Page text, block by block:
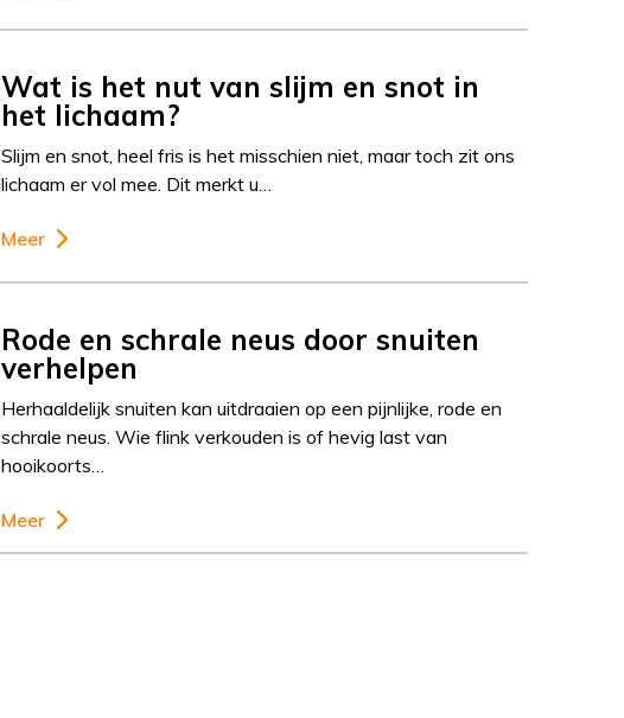
Wat is het nut van slijm en snot in
het lichaam?
Slijm en snot, heel fris is het misschien niet, maar toch zit ons
lichaam er vol mee. Dit merkt u…
Meer
Rode en schrale neus door snuiten
verhelpen
Herhaaldelijk snuiten kan uitdraaien op een pijnlijke, rode en
schrale neus. Wie flink verkouden is of hevig last van
hooikoorts…
Meer